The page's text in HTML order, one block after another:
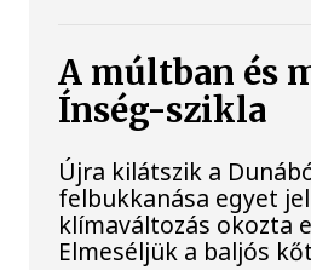
A múltban és
Ínség-szikla
Újra kilátszik a
felbukkanása egyet
klímaváltozás okozta
Elmeséljük a baljós